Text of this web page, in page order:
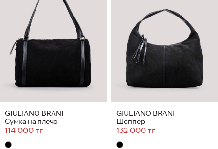
GIULIANO BRANI
Сумка на плечо
114 000 тг
GIULIANO BRANI
Шоппер
132 000 тг